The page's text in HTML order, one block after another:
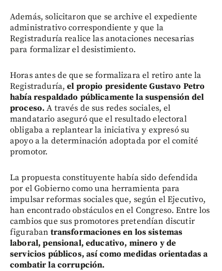
Además, solicitaron que se archive el expediente
administrativo correspondiente y que la
Registraduría realice las anotaciones necesarias
para formalizar el desistimiento.
Horas antes de que se formalizara el retiro ante la
Registraduría,el propio presidente Gustavo Petro
había respaldado públicamente la suspensión del
proceso. A través de sus redes sociales, el
mandatario aseguró que el resultado electoral
obligaba a replantear la iniciativa y expresó su
apoyo a la determinación adoptada por el comité
promotor.
La propuesta constituyente había sido defendida
por el Gobierno como una herramienta para
impulsar reformas sociales que, según el Ejecutivo,
han encontrado obstáculos en el Congreso. Entre los
cambios que sus promotores pretendían discutir
figuraban transformaciones en los sistemas
laboral, pensional, educativo, minero y de
servicios públicos, así como medidas orientadas a
combatir la corrupción.